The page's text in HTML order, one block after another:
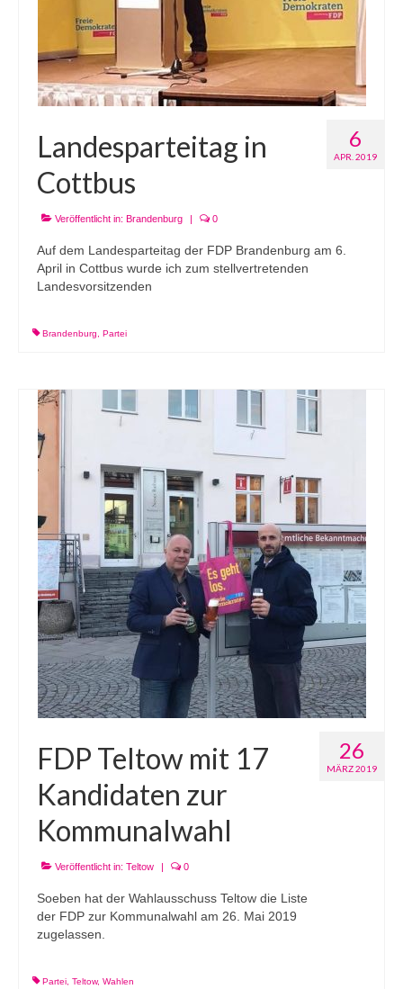
6
APR. 2019
Landesparteitag in
Cottbus
Veröffentlicht in: Brandenburg | 0
Auf dem Landesparteitag der FDP Brandenburg am 6.
April in Cottbus wurde ich zum stellvertretenden
Landesvorsitzenden
Brandenburg Partei
26
MÄRZ 2019
FDP Teltow mit 17
Kandidaten zur
Kommunalwahl
Veröffentlicht in: Teltow | 0
Soeben hat der Wahlausschuss Teltow die Liste
der FDP zur Kommunalwahl am 26. Mai 2019
zugelassen.
Partei Teltow, Wahlen